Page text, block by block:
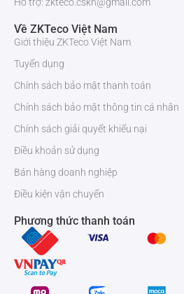
Hỗ trợ: zkteco.cskh@gmail.com
Về ZKTeco Việt Nam
Giới thiệu ZKTeco Việt Nam
Tuyển dụng
Chính sách bảo mật thanh toán
Chính sách bảo mật thông tin cá nhân
Chính sách giải quyết khiếu nại
Điều khoản sử dụng
Bán hàng doanh nghiệp
Điều kiện vận chuyển
Phương thức thanh toán